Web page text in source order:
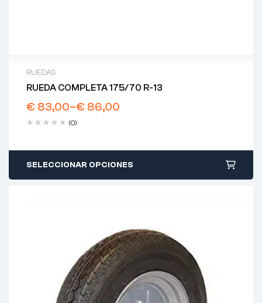
RUEDAS
RUEDA COMPLETA 175/70 R-13
€ 83,00–€ 86,00
(0)
SELECCIONAR OPCIONES